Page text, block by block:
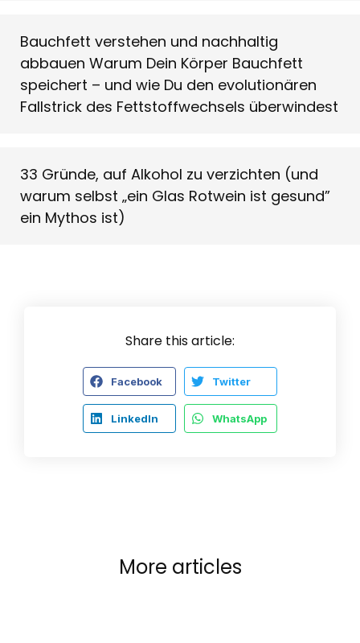
Bauchfett verstehen und nachhaltig
abbauen Warum Dein Körper Bauchfett
speichert – und wie Du den evolutionären
Fallstrick des Fettstoffwechsels überwindest
33 Gründe, auf Alkohol zu verzichten (und
warum selbst „ein Glas Rotwein ist gesund”
ein Mythos ist)
Share this article:
Facebook Twitter
LinkedIn WhatsApp
More articles